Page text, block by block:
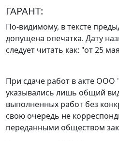
ГАРАНТ:
По-видимому, в тексте
допущена опечатка. Дату
следует читать как: "от 25
При сдаче работ в акте ООО
указывались лишь общий
выполненных работ без
свою очередь не
переданными обществом